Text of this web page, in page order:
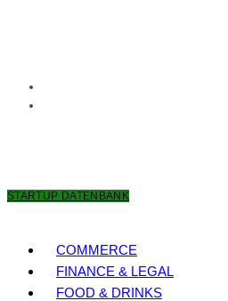
STARTUP DATENBANK
COMMERCE
FINANCE & LEGAL
FOOD & DRINKS